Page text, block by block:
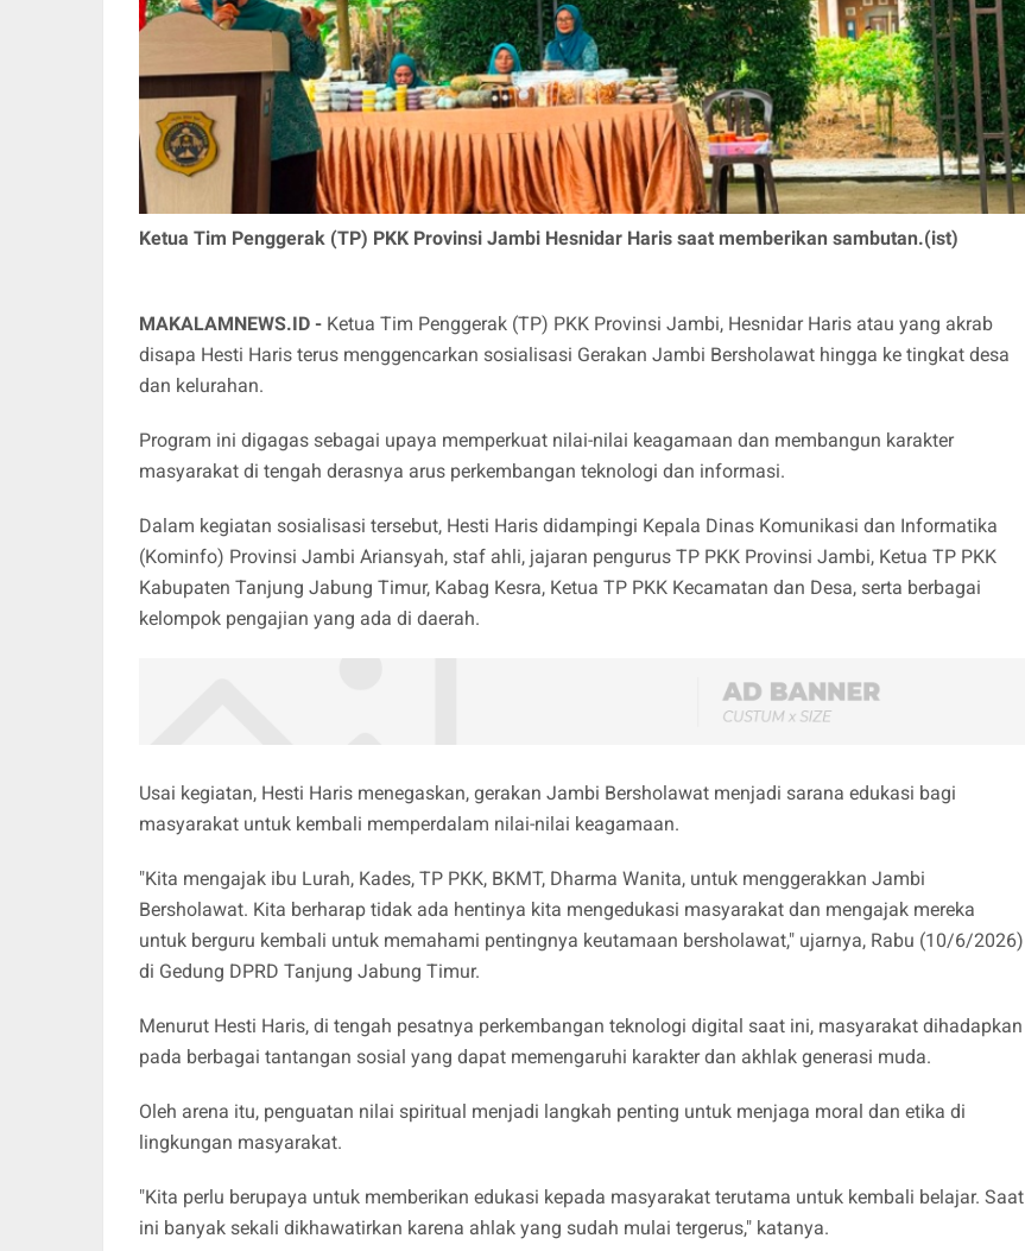
Ketua Tim Penggerak (TP) PKK Provinsi Jambi Hesnidar Haris saat memberikan sambutan.(ist)
MAKALAMNEWS.ID - Ketua Tim Penggerak (TP) PKK Provinsi Jambi, Hesnidar Haris atau yang akrab
disapa Hesti Haris terus menggencarkan sosialisasi Gerakan Jambi Bersholawat hingga ke tingkat desa
dan kelurahan.
Program ini digagas sebagai upaya memperkuat nilai-nilai keagamaan dan membangun karakter
masyarakat di tengah derasnya arus perkembangan teknologi dan informasi.
Dalam kegiatan sosialisasi tersebut, Hesti Haris didampingi Kepala Dinas Komunikasi dan Informatika
(Kominfo) Provinsi Jambi Ariansyah, staf ahli, jajaran pengurus TP PKK Provinsi Jambi, Ketua TP PKK
Kabupaten Tanjung Jabung Timur, Kabag Kesra, Ketua TP PKK Kecamatan dan Desa, serta berbagai
kelompok pengajian yang ada di daerah.
Usai kegiatan, Hesti Haris menegaskan, gerakan Jambi Bersholawat menjadi sarana edukasi bagi
masyarakat untuk kembali memperdalam nilai-nilai keagamaan.
"Kita mengajak ibu Lurah, Kades, TP PKK, BKMT, Dharma Wanita, untuk menggerakkan Jambi
Bersholawat. Kita berharap tidak ada hentinya kita mengedukasi masyarakat dan mengajak mereka
untuk berguru kembali untuk memahami pentingnya keutamaan bersholawat," ujarnya, Rabu (10/6/2026)
di Gedung DPRD Tanjung Jabung Timur.
Menurut Hesti Haris, di tengah pesatnya perkembangan teknologi digital saat ini, masyarakat dihadapkan
pada berbagai tantangan sosial yang dapat memengaruhi karakter dan akhlak generasi muda.
Oleh arena itu, penguatan nilai spiritual menjadi langkah penting untuk menjaga moral dan etika di
lingkungan masyarakat.
"Kita perlu berupaya untuk memberikan edukasi kepada masyarakat terutama untuk kembali belajar. Saat
ini banyak sekali dikhawatirkan karena ahlak yang sudah mulai tergerus," katanya.